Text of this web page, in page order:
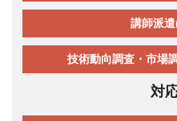
講師派
技術動向調査・市場
対